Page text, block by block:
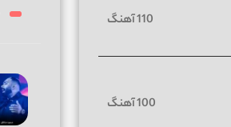
110 آهنگ
100 آهنگ